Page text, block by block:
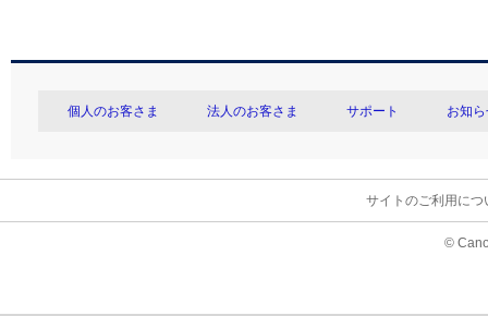
個人のお客さま 法人のお客さま サポート お知
サイトのご利用につ
©